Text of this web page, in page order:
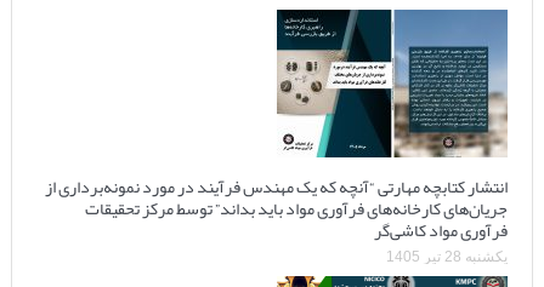
انتشار کتابچه مهارتی “آنچه که یک مهندس فرآیند در مورد نمونه‌برداری از
جریان‌های کارخانه‌های فرآوری مواد باید بداند” توسط مرکز تحقیقات
فرآوری مواد کاشی‌گر
یکشنبه 28 تیر 1405